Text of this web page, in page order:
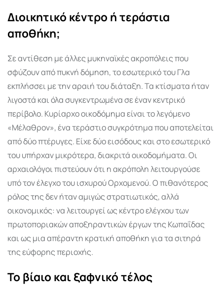
Διοικητικό κέντρο ή τεράστια
αποθήκη;
Σε αντίθεση με άλλες μυκηναϊκές ακροπόλεις που
σφύζουν από πυκνή δόμηση, το εσωτερικό του Γλα
εκπλήσσει με την αραιή του διάταξη. Τα κτίσματα ήταν
λιγοστά και όλα συγκεντρωμένα σε έναν κεντρικό
περίβολο. Κυρίαρχο οικοδόμημα είναι το λεγόμενο
«Μέλαθρον», ένα τεράστιο συγκρότημα που αποτελείται
από δύο πτέρυγες. Είχε δύο εισόδους και στο εσωτερικό
του υπήρχαν μικρότερα, διακριτά οικοδομήματα. Οι
αρχαιολόγοι πιστεύουν ότι η ακρόπολη λειτουργούσε
υπό τον έλεγχο του ισχυρού Ορχομενού. Ο πιθανότερος
ρόλος της δεν ήταν αμιγώς στρατιωτικός, αλλά
οικονομικός: να λειτουργεί ως κέντρο ελέγχου των
πρωτοποριακών αποξηραντικών έργων της Κωπαΐδας
και ως μια απέραντη κρατική αποθήκη για τα σιτηρά
της εύφορης περιοχής.
Το βίαιο και ξαφνικό τέλος